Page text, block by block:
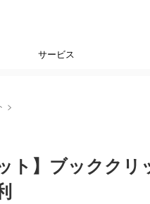
サービス
>
ト】ブックク